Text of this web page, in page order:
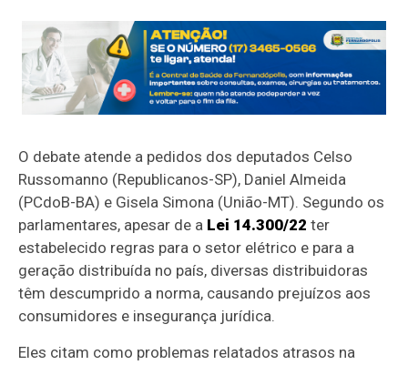
O debate atende a pedidos dos deputados Celso
Russomanno (Republicanos-SP), Daniel Almeida
(PCdoB-BA) e Gisela Simona (União-MT). Segundo os
parlamentares, apesar de a Lei 14.300/22 ter
estabelecido regras para o setor elétrico e para a
geração distribuída no país, diversas distribuidoras
têm descumprido a norma, causando prejuízos aos
consumidores e insegurança jurídica.
Eles citam como problemas relatados atrasos na